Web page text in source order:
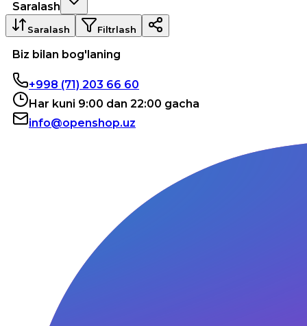
Saralash
Saralash Filtrlash
Biz bilan bog'laning
+998 (71) 203 66 60
Har kuni 9:00 dan 22:00 gacha
info@openshop.uz